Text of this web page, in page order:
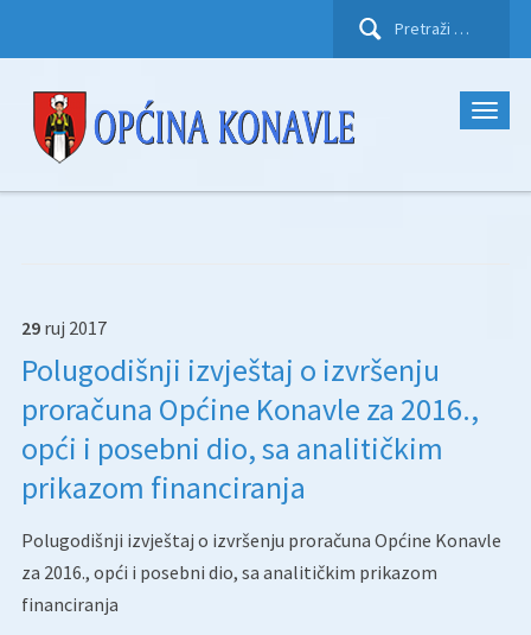
Pretraži:
29 ruj 2017
Polugodišnji izvještaj o izvršenju
proračuna Općine Konavle za 2016.,
opći i posebni dio, sa analitičkim
prikazom financiranja
Polugodišnji izvještaj o izvršenju proračuna Općine Konavle
za 2016., opći i posebni dio, sa analitičkim prikazom
financiranja